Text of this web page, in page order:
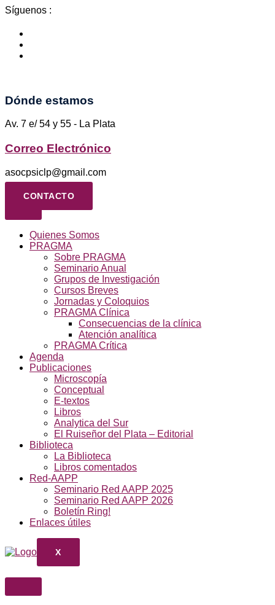
Ir
contenido
Síguenos :
Dónde estamos
Av. 7 e/ 54 y 55 - La Plata
Correo Electrónico
asocpsiclp@gmail.com
CONTACTO
Quienes Somos
PRAGMA
Sobre PRAGMA
Seminario Anual
Grupos de Investigación
Cursos Breves
Jornadas y Coloquios
PRAGMA Clínica
Consecuencias de la clínica
Atención analítica
PRAGMA Crítica
Agenda
Publicaciones
Microscopía
Conceptual
E-textos
Libros
Analytica del Sur
El Ruiseñor del Plata – Editorial
Biblioteca
La Biblioteca
Libros comentados
Red-AAPP
Seminario Red AAPP 2025
Seminario Red AAPP 2026
Boletín Ring!
Enlaces útiles
X